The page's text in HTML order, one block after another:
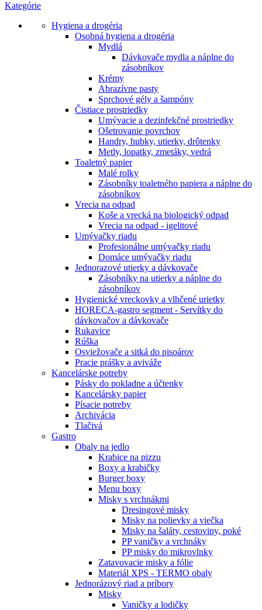
Kategórie
Hygiena a drogéria
Osobná hygiena a drogéria
Mydlá
Dávkovače mydla a náplne do
zásobníkov
Krémy
Abrazívne pasty
Sprchové gély a šampóny
Čistiace prostriedky
Umývacie a dezinfekčné prostriedky
Ošetrovanie povrchov
Handry, hubky, utierky, drôtenky
Metly, lopatky, zmetáky, vedrá
Toaletný papier
Malé rolky
Zásobníky toaletného papiera a náplne do
zásobníkov
Vrecia na odpad
Koše a vrecká na biologický odpad
Vrecia na odpad - igelitové
Umývačky riadu
Profesionálne umývačky riadu
Domáce umývačky riadu
Jednorazové utierky a dávkovače
Zásobníky na utierky a náplne do
zásobníkov
Hygienické vreckovky a vlhčené urietky
HORECA-gastro segment - Servítky do
dávkovačov a dávkovače
Rukavice
Rúška
Osviežovače a sitká do pisoárov
Pracie prášky a aviváže
Kancelárske potreby
Pásky do pokladne a účtenky
Kancelársky papier
Písacie potreby
Archivácia
Tlačivá
Gastro
Obaly na jedlo
Krabice na pizzu
Boxy a krabičky
Burger boxy
Menu boxy
Misky s vrchnákmi
Dresingové misky
Misky na polievky a viečka
Misky na šaláty, cestoviny, poké
PP vaničky a vrchnáky
PP misky do mikrovlnky
Zatavovacie misky a fólie
Materiál XPS - TERMO obaly
Jednorázový riad a príbory
Misky
Vaničky a lodičky